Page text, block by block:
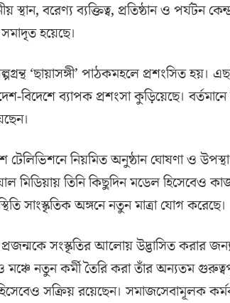
স্থান, বরেণ্য ব্যক্তিত্ব, প্রতিষ্ঠান ও পর্যটন
হয়েছে।
‘ছায়াসঙ্গী’ পাঠকমহলে প্রশংসিত হয়।
দেশ-বিদেশে ব্যাপক প্রশংসা কুড়িয়েছে।
টেলিভিশনে নিয়মিত অনুষ্ঠান ঘোষণা ও
মিডিয়ায় তিনি কিছুদিন মডেল হিসেবেও
সাংস্কৃতিক অঙ্গনে নতুন মাত্রা যোগ করেছে।
সংস্কৃতির আলোয় উদ্ভাসিত করার
মঞ্চে নতুন কর্মী তৈরি করা তাঁর অন্যতম
সক্রিয় রয়েছেন। সমাজসেবামূলক